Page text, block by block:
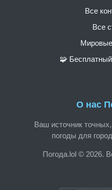
О нас
Ваш источник
погоды для
Погода.lol © 2026.
Все
Все
🧩